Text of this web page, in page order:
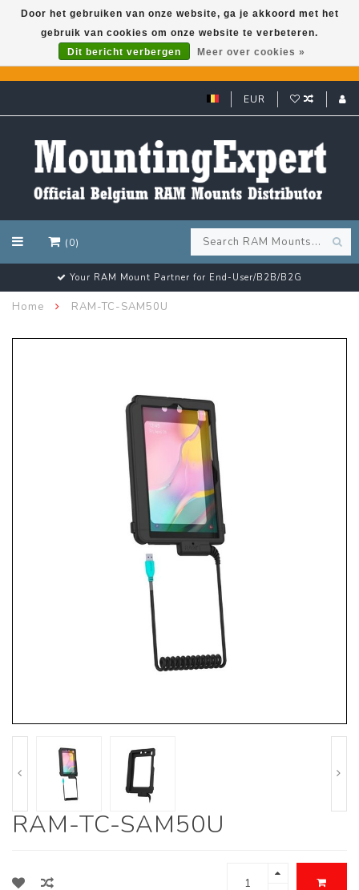
GARMIN GPS met een superkorting tot 50%? Klik hier!
EUR
(0)
Your RAM Mount Partner for End-User/B2B/B2G
Home RAM-TC-SAM50U
RAM-TC-SAM50U
Door het gebruiken van onze website, ga je akkoord met het
gebruik van cookies om onze website te verbeteren.
Dit bericht verbergen
Meer over cookies »